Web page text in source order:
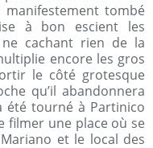
tombé
à bon escient les
cachant rien de la
encore les gros
le côté grotesque
qu’il abandonnera
été tourné à Partinico
filmer une place où se
et le local des